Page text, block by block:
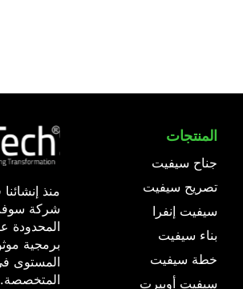
شركة
المحدودة
برمجية
المستوى
المتخصصة.
المنتجات
جناح سيفيت
تصريح سيفيت
سيفيت إنفرا
بناء سيفيت
خطة سيفيت
سيفيت أوبيرت